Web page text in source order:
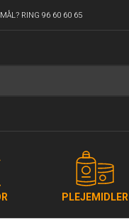
RING 96 60 60 65
PLEJEMIDLER